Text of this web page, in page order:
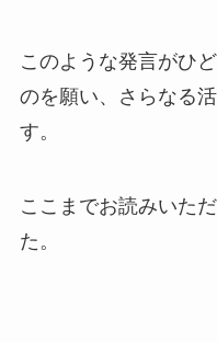
このような発言がひ
のを願い、さらなる
す。
ここまでお読みいた
た。